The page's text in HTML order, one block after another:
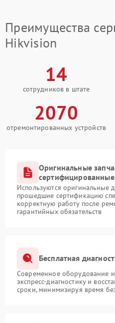
Преимущества
Hikvision
14
сотрудников в штате
2070
отремонтированных устройств
Оригинальные
Используются оригинальные
прошедшие сертификацию
корректную работу после
гарантийных обязательств
Бесплатная
Современное оборудование
экспресс-диагностику и
сроки, минимизируя время